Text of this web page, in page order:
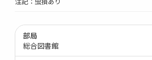
部局
総合図書館